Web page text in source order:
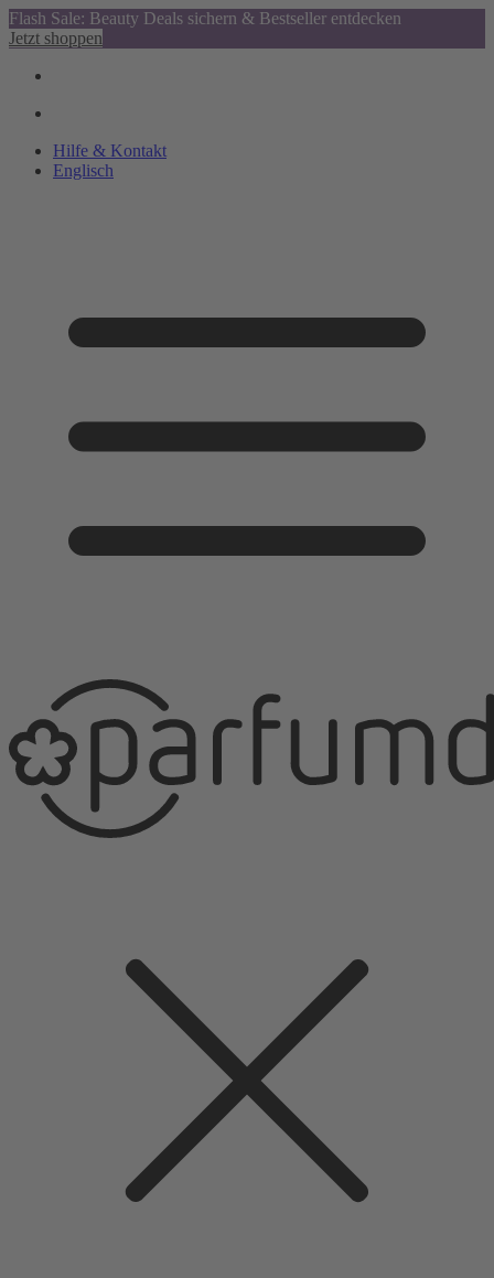
Flash Sale: Beauty Deals sichern & Bestseller entdecken
Jetzt shoppen
Hilfe & Kontakt
Englisch